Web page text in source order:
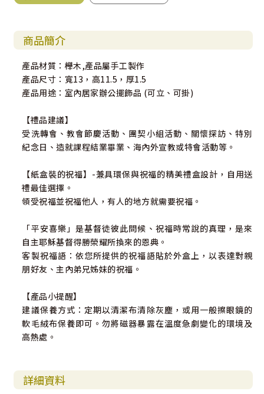
商品簡介
產品材質：櫸木,產品屬手工製作
產品尺寸：寬13，高11.5，厚1.5
產品用途：室內居家辦公擺飾品 (可立、可掛)
【禮品建議】
受洗轉會、教會節慶活動、團契小組活動、關懷探訪、特別
紀念日、造就課程結業畢業、海內外宣教或特會活動等。
【紙盒裝的祝福】-兼具環保與祝福的精美禮盒設計，自用送
禮最佳選擇。
領受祝福並祝福他人，有人的地方就需要祝福。
「平安喜樂」是基督徒彼此問候、祝福時常說的真理，是來
自主耶穌基督得勝榮耀所換來的恩典。
客製祝福語：依您所提供的祝福語貼於外盒上，以表達對親
朋好友、主內弟兄姊妹的祝福。
【產品小提醒】
建議保養方式：定期以清潔布清除灰塵，或用一般擦眼鏡的
軟毛絨布保養即可。勿將磁器暴露在溫度急劇變化的環境及
高熱處。
詳細資料